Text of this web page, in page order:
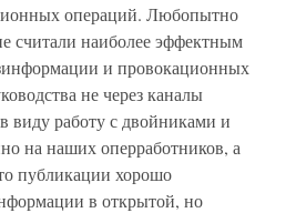
операций. Любопытно
считали наиболее эффектным
и провокационных
не через каналы
виду работу с двойниками и
на наших оперработников, а
публикации хорошо
в открытой, но